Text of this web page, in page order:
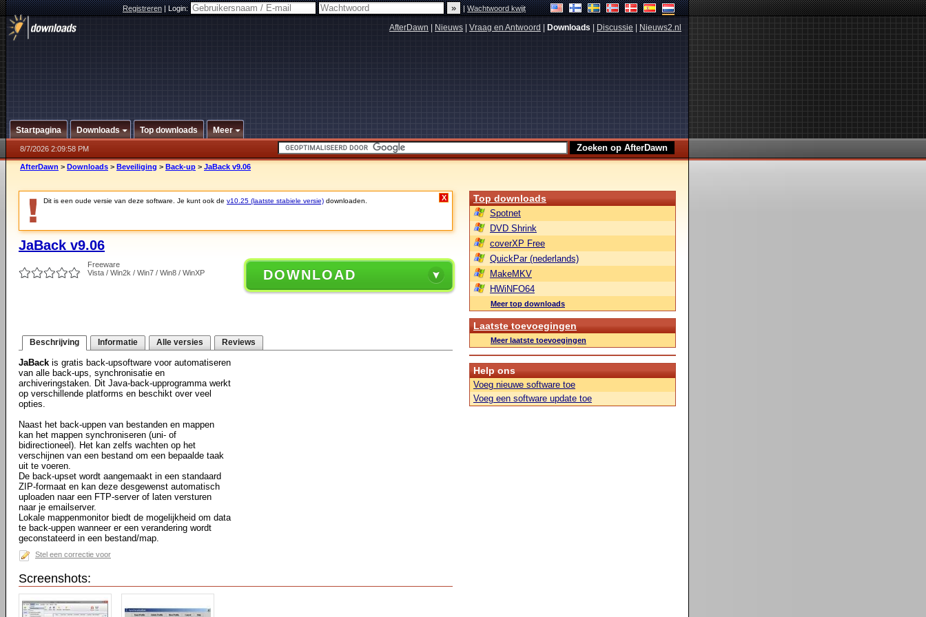
Registreren|Login: |Wachtwoord kwijt
AfterDawn Nieuws Vraag en Antwoord Downloads Discussie Nieuws2.nl
Startpagina Downloads Top downloads Meer
8/7/2026 2:09:58 PM
AfterDawn > Downloads > Beveiliging > Back-up > JaBack v9.06
Dit is een oude versie van deze software. Je kunt ook de v10.25 (laatste stabiele versie) downloaden. X
JaBack v9.06
Freeware
Vista / Win2k / Win7 / Win8 / WinXP
DOWNLOAD
Beschrijving Informatie Alle versies Reviews
JaBack is gratis back-upsoftware voor automatiseren
van alle back-ups, synchronisatie en
archiveringstaken. Dit Java-back-upprogramma werkt
op verschillende platforms en beschikt over veel
opties.
Naast het back-uppen van bestanden en mappen
kan het mappen synchroniseren (uni- of
bidirectioneel). Het kan zelfs wachten op het
verschijnen van een bestand om een bepaalde taak
uit te voeren.
De back-upset wordt aangemaakt in een standaard
ZIP-formaat en kan deze desgewenst automatisch
uploaden naar een FTP-server of laten versturen
naar je emailserver.
Lokale mappenmonitor biedt de mogelijkheid om data
te back-uppen wanneer er een verandering wordt
geconstateerd in een bestand/map.
Stel een correctie voor
Screenshots:
Top downloads
Spotnet
DVD Shrink
coverXP Free
QuickPar (nederlands)
MakeMKV
HWiNFO64
Meer top downloads
Laatste toevoegingen
Meer laatste toevoegingen
Help ons
Voeg nieuwe software toe
Voeg een software update toe